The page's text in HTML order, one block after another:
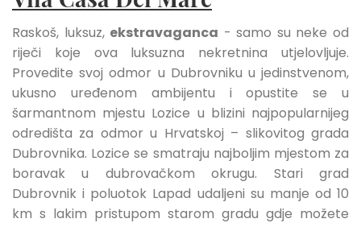
Raskoš, luksuz, ekstravaganca - samo su neke od
riječi koje ova luksuzna nekretnina utjelovljuje.
Provedite svoj odmor u Dubrovniku u jedinstvenom,
ukusno uređenom ambijentu i opustite se u
šarmantnom mjestu Lozice u blizini najpopularnijeg
odredišta za odmor u Hrvatskoj – slikovitog grada
Dubrovnika. Lozice se smatraju najboljim mjestom za
boravak u dubrovačkom okrugu. Stari grad
Dubrovnik i poluotok Lapad udaljeni su manje od 10
km s lakim pristupom starom gradu gdje možete